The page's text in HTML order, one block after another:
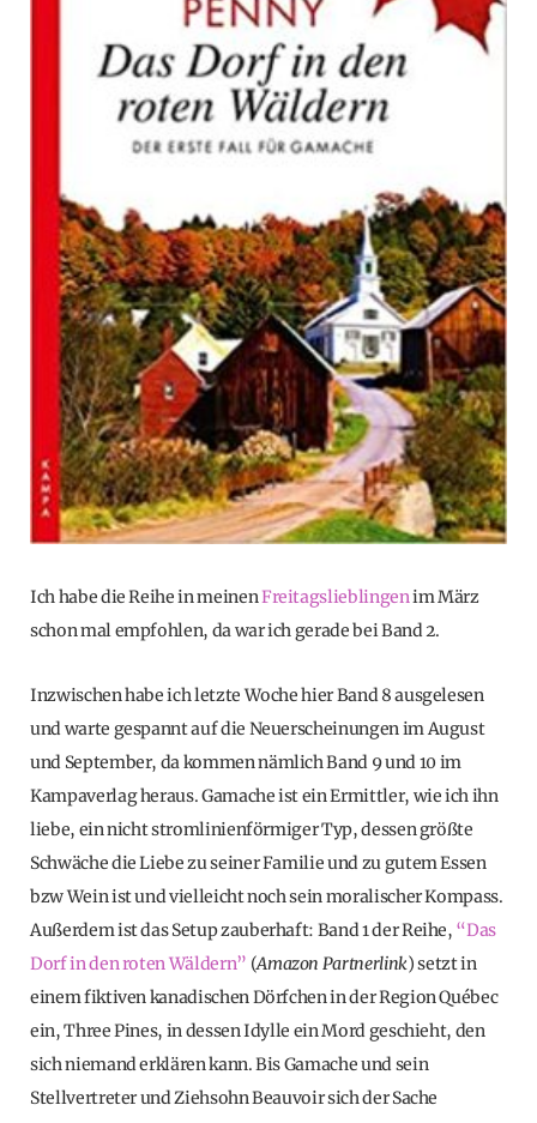
Ich habe die Reihe in meinenFreitagslieblingenim März
schon mal empfohlen, da war ich gerade bei Band 2.
Inzwischen habe ich letzte Woche hier Band 8 ausgelesen
und warte gespannt auf die Neuerscheinungen im August
und September, da kommen nämlich Band 9 und 10 im
Kampaverlag heraus. Gamache ist ein Ermittler, wie ich ihn
liebe, ein nicht stromlinienförmiger Typ, dessen größte
Schwäche die Liebe zu seiner Familie und zu gutem Essen
bzw Wein ist und vielleicht noch sein moralischer Kompass.
Außerdem ist das Setup zauberhaft: Band 1 der Reihe, “Das
Dorf in den roten Wäldern” (Amazon Partnerlink) setzt in
einem fiktiven kanadischen Dörfchen in der Region Québec
ein, Three Pines, in dessen Idylle ein Mord geschieht, den
sich niemand erklären kann. Bis Gamache und sein
Stellvertreter und Ziehsohn Beauvoir sich der Sache